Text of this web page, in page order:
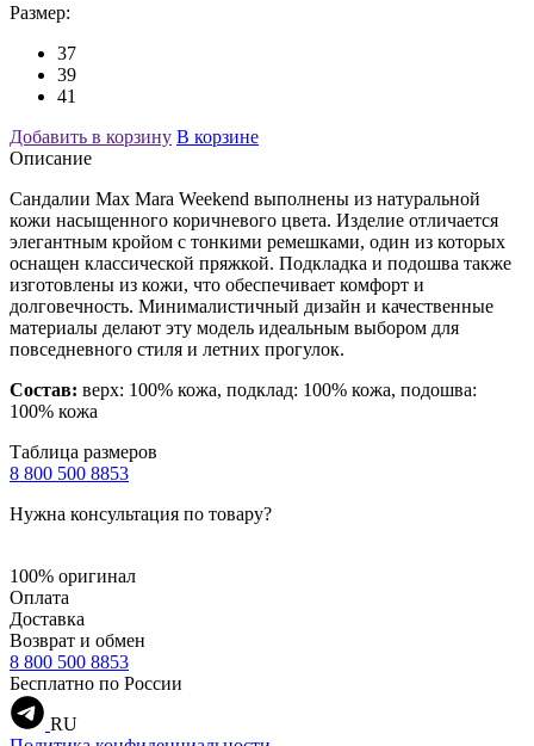
Размер:
37
39
41
Добавить в корзину В корзине
Описание
Сандалии Max Mara Weekend выполнены из натуральной
кожи насыщенного коричневого цвета. Изделие отличается
элегантным кройом с тонкими ремешками, один из которых
оснащен классической пряжкой. Подкладка и подошва также
изготовлены из кожи, что обеспечивает комфорт и
долговечность. Минималистичный дизайн и качественные
материалы делают эту модель идеальным выбором для
повседневного стиля и летних прогулок.
Состав: верх: 100% кожа, подклад: 100% кожа, подошва:
100% кожа
Таблица размеров
8 800 500 8853
Нужна консультация по товару?
100% оригинал
Оплата
Доставка
Возврат и обмен
8 800 500 8853
Бесплатно по России
RU